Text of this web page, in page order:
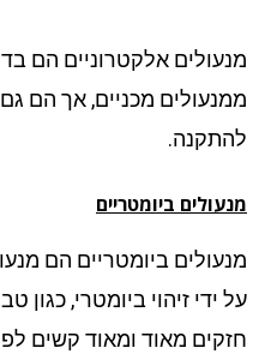
אלקטרוניים הם בדרך
מכניים, אך הם גם
ביומטריים
ביומטריים הם
ידי זיהוי ביומטרי, כגון
מאוד ומאוד קשים